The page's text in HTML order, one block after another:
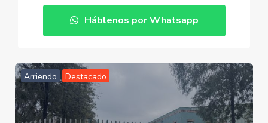
Háblenos por Whatsapp
Arriendo Destacado